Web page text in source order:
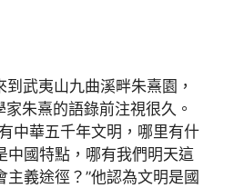
武夷山九曲溪畔朱熹園，
朱熹的語錄前注視很久。
中華五千年文明，哪里有什
中國特點，哪有我們明天這
義途徑？”他認為文明是國